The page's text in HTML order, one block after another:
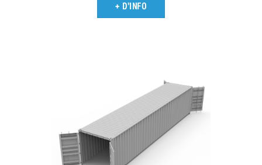
+ D'INFO